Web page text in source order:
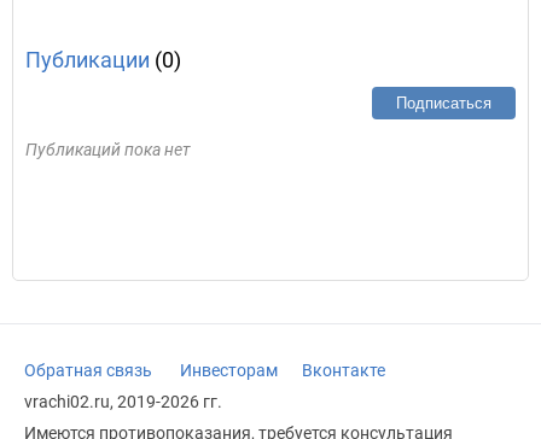
Публикации (0)
Подписаться
Публикаций пока нет
Обратная связь Инвесторам
Вконтакте
vrachi02.ru, 2019-2026 гг.
Имеются противопоказания, требуется консультация